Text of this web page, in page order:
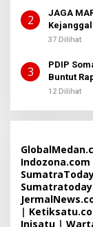
2
JAGA
37 Dilihat
3
PDIP
Buntut
12 Dilihat
Indozona.com
|
Inisatu |